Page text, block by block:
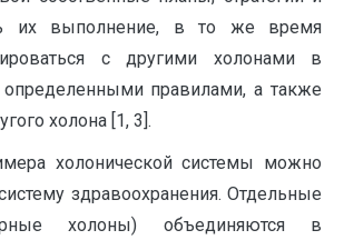
их выполнение, в то же время
с другими холонами в
определенными правилами, а также
холона [1, 3].
холонической системы можно
здравоохранения. Отдельные
холоны) объединяются в